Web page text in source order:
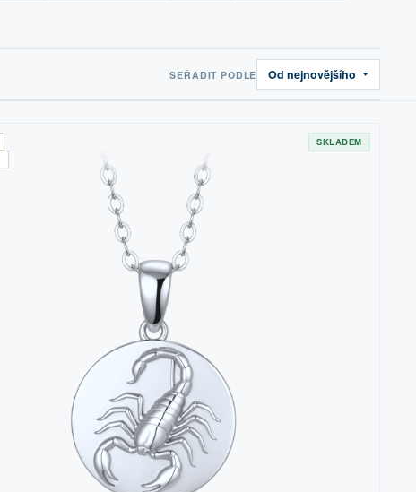
SEŘADIT PODLE Od nejnovějšího
SKLADEM